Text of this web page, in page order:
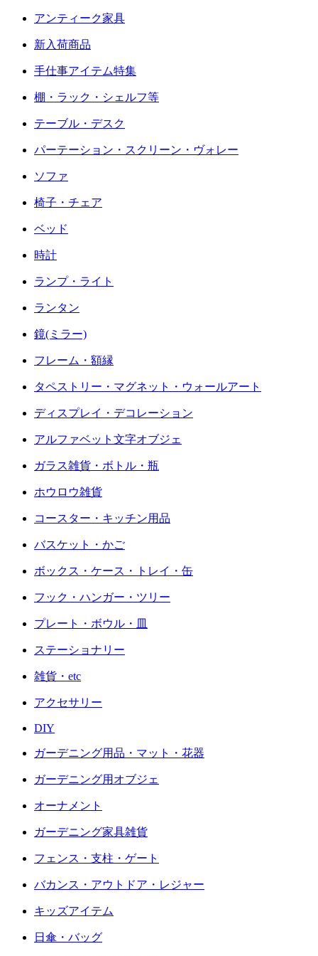
アンティーク家具
新入荷商品
手仕事アイテム特集
棚・ラック・シェルフ等
テーブル・デスク
パーテーション・スクリーン・ヴォレー
ソファ
椅子・チェア
ベッド
時計
ランプ・ライト
ランタン
鏡(ミラー)
フレーム・額縁
タペストリー・マグネット・ウォールアート
ディスプレイ・デコレーション
アルファベット文字オブジェ
ガラス雑貨・ボトル・瓶
ホウロウ雑貨
コースター・キッチン用品
バスケット・かご
ボックス・ケース・トレイ・缶
フック・ハンガー・ツリー
プレート・ボウル・皿
ステーショナリー
雑貨・etc
アクセサリー
DIY
ガーデニング用品・マット・花器
ガーデニング用オブジェ
オーナメント
ガーデニング家具雑貨
フェンス・支柱・ゲート
バカンス・アウトドア・レジャー
キッズアイテム
日傘・バッグ